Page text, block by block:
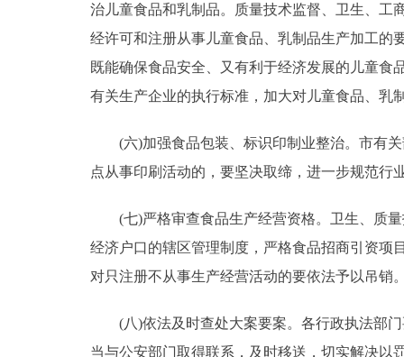
治儿童食品和乳制品。质量技术监督、卫生、工
经许可和注册从事儿童食品、乳制品生产加工的
既能确保食品安全、又有利于经济发展的儿童
有关生产企业的执行标准，加大对儿童食品、乳
(六)加强食品包装、标识印制业整治。市有关
点从事印刷活动的，要坚决取缔，进一步规范行
(七)严格审查食品生产经营资格。卫生、质量
经济户口的辖区管理制度，严格食品招商引资项
对只注册不从事生产经营活动的要依法予以吊销
(八)依法及时查处大案要案。各行政执法部门
当与公安部门取得联系，及时移送，切实解决以